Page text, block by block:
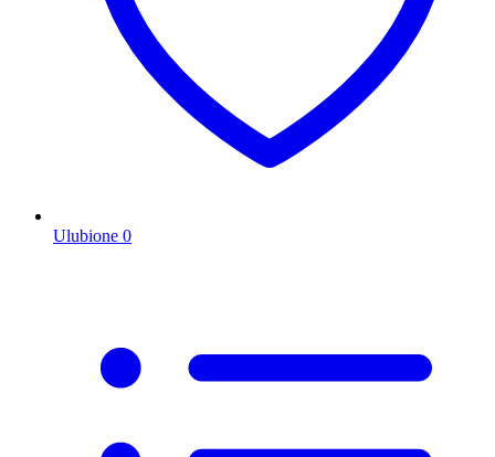
Ulubione 0